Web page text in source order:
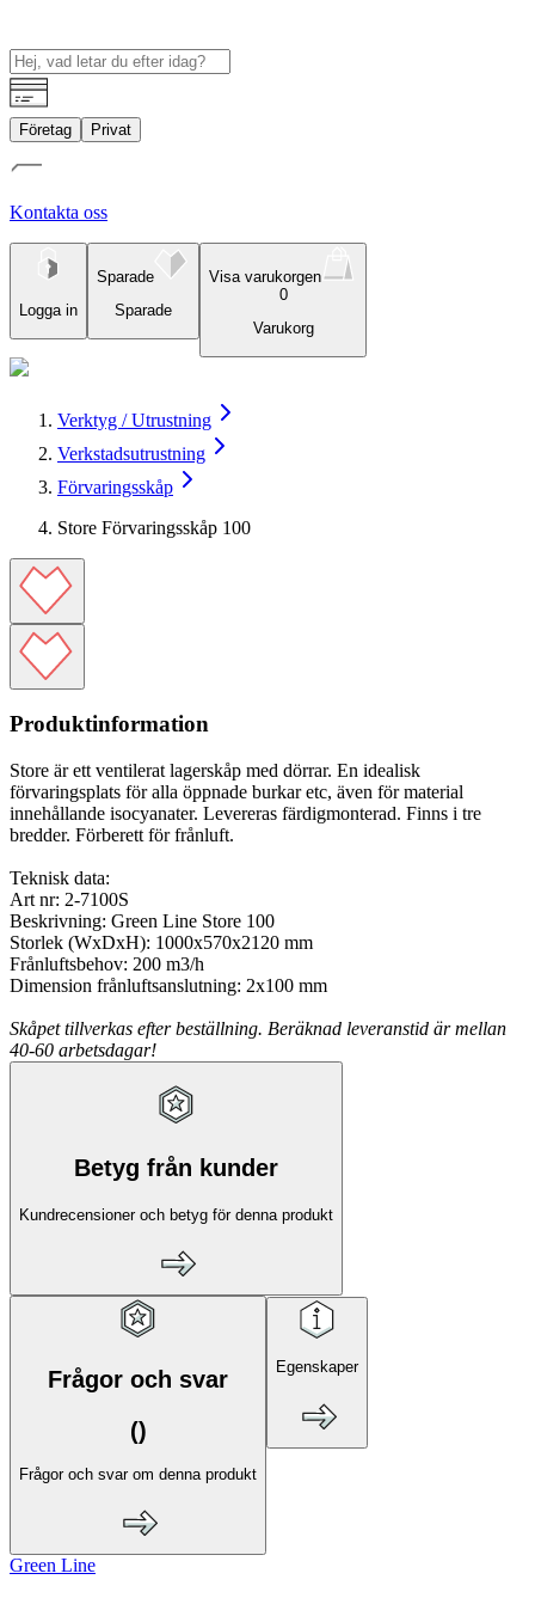
Företag Privat
Kontakta oss
Logga in
Sparade
Sparade
Visa varukorgen
0
Varukorg
Verktyg / Utrustning
Verkstadsutrustning
Förvaringsskåp
Store Förvaringsskåp 100
Produktinformation
Store är ett ventilerat lagerskåp med dörrar. En idealisk
förvaringsplats för alla öppnade burkar etc, även för material
innehållande isocyanater. Levereras färdigmonterad. Finns i tre
bredder. Förberett för frånluft.
Teknisk data:
Art nr: 2-7100S
Beskrivning: Green Line Store 100
Storlek (WxDxH): 1000x570x2120 mm
Frånluftsbehov: 200 m3/h
Dimension frånluftsanslutning: 2x100 mm
Skåpet tillverkas efter beställning. Beräknad leveranstid är mellan
40-60 arbetsdagar!
Betyg från kunder
Kundrecensioner och betyg för denna produkt
Frågor och svar
()
Frågor och svar om denna produkt
Egenskaper
Green Line